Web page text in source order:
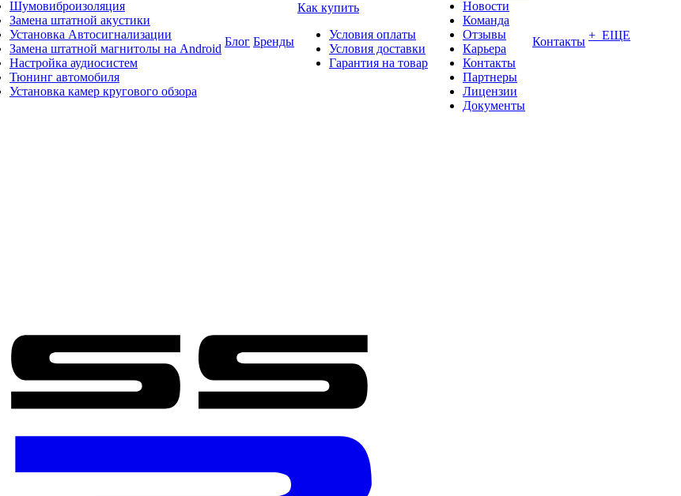
Шумовиброизоляция
Замена штатной акустики
Установка Автосигнализации
Замена штатной магнитолы на Android
Настройка аудиосистем
Тюнинг автомобиля
Установка камер кругового обзора
Блог Бренды
Как купить
Условия оплаты
Условия доставки
Гарантия на товар
Новости
Команда
Отзывы
Карьера
Контакты
Партнеры
Лицензии
Документы
Контакты + ЕЩЕ